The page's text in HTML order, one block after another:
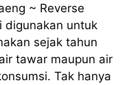
~ Reverse
digunakan untuk
sejak tahun
tawar maupun air
Tak hanya